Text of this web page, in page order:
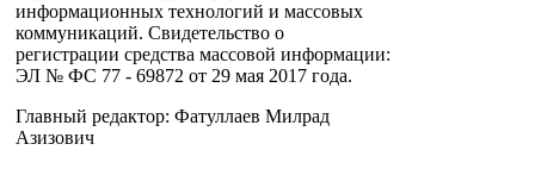
информационных технологий и массовых
коммуникаций. Свидетельство о
регистрации средства массовой информации:
ЭЛ № ФС 77 - 69872 от 29 мая 2017 года.
Главный редактор: Фатуллаев Милрад
Азизович